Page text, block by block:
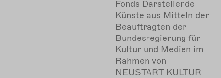
Fonds Darstellende
Künste aus Mitteln der
Beauftragten der
Bundesregierung für
Kultur und Medien im
Rahmen von
NEUSTART KULTUR